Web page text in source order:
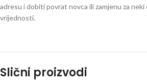
adresu i dobiti povrat novca ili zamjenu za
vrijednosti.
Slični proizvodi